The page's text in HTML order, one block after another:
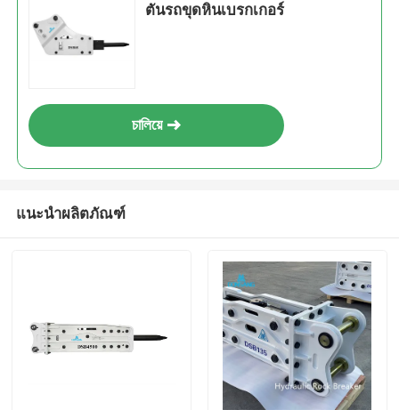
ตันรถขุดหินเบรกเกอร์
চালিয়ে
แนะนำผลิตภัณฑ์